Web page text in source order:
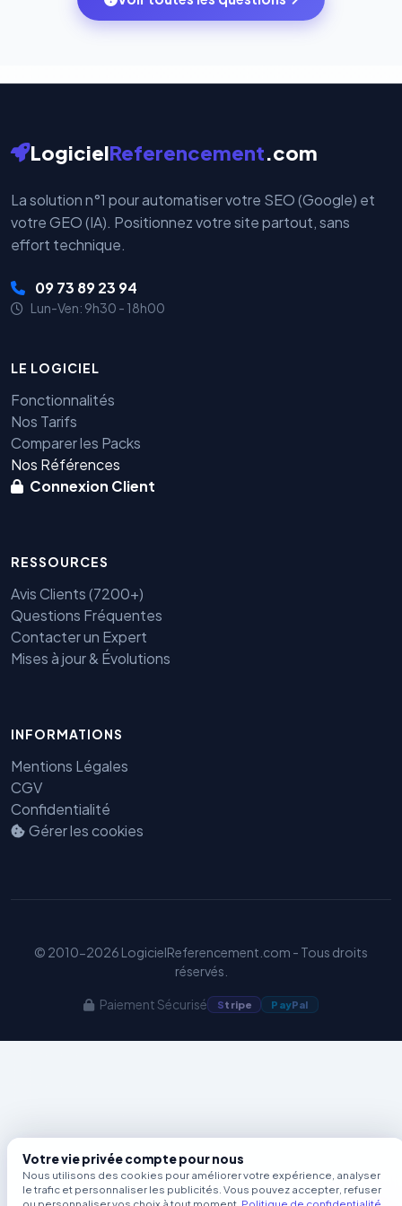
votre historique.
par nos serveurs — elles sont gérées directement et
LogicielReferencement.com
La solution n°1 pour automatiser votre SEO (Google) et
votre GEO (IA). Positionnez votre site partout, sans
effort technique.
09 73 89 23 94
Lun-Ven: 9h30 - 18h00
LE LOGICIEL
Fonctionnalités
Nos Tarifs
Comparer les Packs
Nos Références
Connexion Client
RESSOURCES
Avis Clients (7200+)
Questions Fréquentes
Contacter un Expert
Mises à jour & Évolutions
INFORMATIONS
Mentions Légales
CGV
Confidentialité
Gérer les cookies
© 2010-2026 LogicielReferencement.com - Tous droits
réservés.
Paiement Sécurisé Stripe PayPal
GEO
Votre vie privée compte pour nous
Nous utilisons des cookies pour améliorer votre expérience, analyser
le trafic et personnaliser les publicités. Vous pouvez accepter, refuser